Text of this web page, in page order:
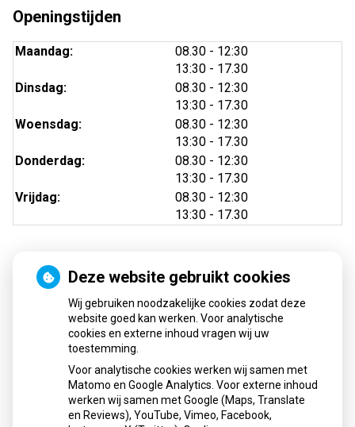
Openingstijden
Maandag: 08.30 tot
- 12:30
13:30 tot
- 17.30
Dinsdag:
08.30 tot
- 12:30
13:30 tot
- 17.30
Woensdag:
08.30 tot
- 12:30
13:30 tot
- 17.30
Donderdag:
08.30 tot
- 12:30
13:30 tot
- 17.30
Vrijdag:
08.30 tot
- 12:30
13:30 tot
- 17.30
Nieuws
Sinds huisartsen afslankmedicijnen mogen voorschrijven,
neemt gebruik toe
Schurft sinds corona geen vergeten ziekte meer: aantal
uitbraken fors gestegen
Stoppen met afslankmedicijnen betekent zonder
leefstijlaanpassingen weer gewichtstoename
Deze website gebruikt cookies
Wij gebruiken noodzakelijke cookies zodat deze
website goed kan werken. Voor analytische
cookies en externe inhoud vragen wij uw
toestemming.
Voor analytische cookies werken wij samen met
Matomo en Google Analytics. Voor externe inhoud
werken wij samen met Google (Maps, Translate
en Reviews), YouTube, Vimeo, Facebook,